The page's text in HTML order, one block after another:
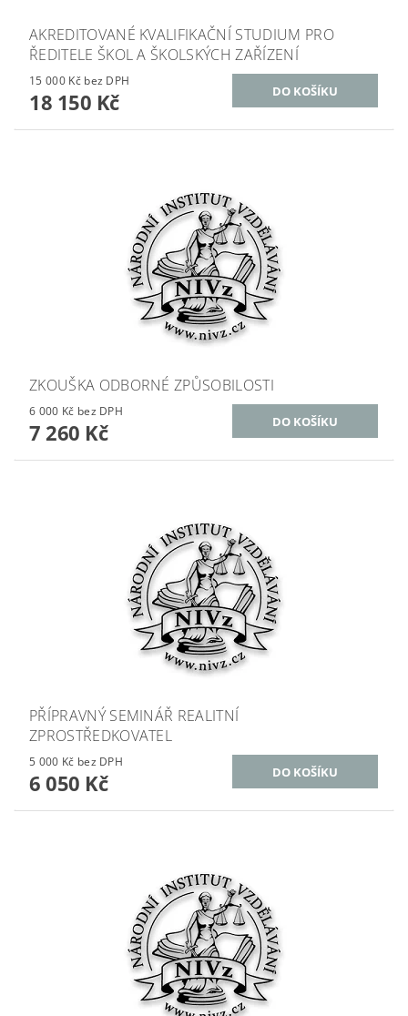
AKREDITOVANÉ KVALIFIKAČNÍ STUDIUM PRO
ŘEDITELE ŠKOL A ŠKOLSKÝCH ZAŘÍZENÍ
15 000 Kč bez DPH
18 150 Kč
ZKOUŠKA ODBORNÉ ZPŮSOBILOSTI
6 000 Kč bez DPH
7 260 Kč
PŘÍPRAVNÝ SEMINÁŘ REALITNÍ
ZPROSTŘEDKOVATEL
5 000 Kč bez DPH
6 050 Kč